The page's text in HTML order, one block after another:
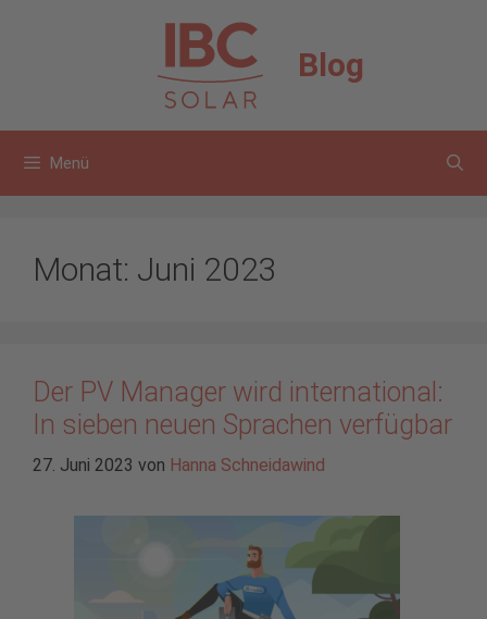
Blog
Menü
Monat: Juni 2023
Der PV Manager wird international:
In sieben neuen Sprachen verfügbar
27. Juni 2023 von Hanna Schneidawind